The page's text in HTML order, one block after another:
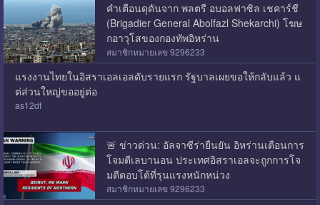
คำเตือนดุดันจาก พลตรี อบอลฟาซิล เชคาร์ชี
(Brigadier General Abolfazl Shekarchi) โฆษ
กอาวุโสของกองทัพอิหร่าน
สมาชิกหมายเลข 9296233
แรงงานไทยในอิสราเอลเอลดับรายแรก รัฐบาลเผยขอให้กลับแล้ว แ
ต่ส่วนใหญ่ขออยู่ต่อ
as12df
🚨 ข่าวด่วน: อัลจาซีร่ายืนยัน อิหร่านเตือนการ
โจมตีเลบานอน ประเทศอิสราเอลจะถูกการโจ
มตีตอบโต้ที่รุนแรงหนักหน่วง
สมาชิกหมายเลข 9296233